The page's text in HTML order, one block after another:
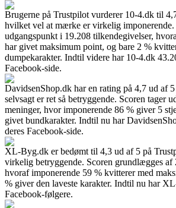
Brugerne på Trustpilot vurderer 10-4.dk til
hvilket vel at mærke er virkelig imponerende.
udgangspunkt i 19.208 tilkendegivelser,
har givet maksimum point, og bare 2 %
dumpekarakter. Indtil videre har 10-4.dk
Facebook-side.
DavidsenShop.dk har en rating på 4,7 ud af
selvsagt er ret så betryggende. Scoren tager
meninger, hvor imponerende 86 % giver 5
givet bundkarakter. Indtil nu har
deres Facebook-side.
XL-Byg.dk er bedømt til 4,3 ud af 5 på
virkelig betryggende. Scoren grundlægges af
hvoraf imponerende 59 % kvitterer med
% giver den laveste karakter. Indtil nu har
Facebook-følgere.